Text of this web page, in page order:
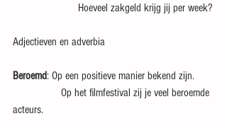
                       Hoeveel zakgeld krijg jij per week?
Adjectieven en adverbia
Beroemd: Op een positieve manier bekend zijn.
acteurs.